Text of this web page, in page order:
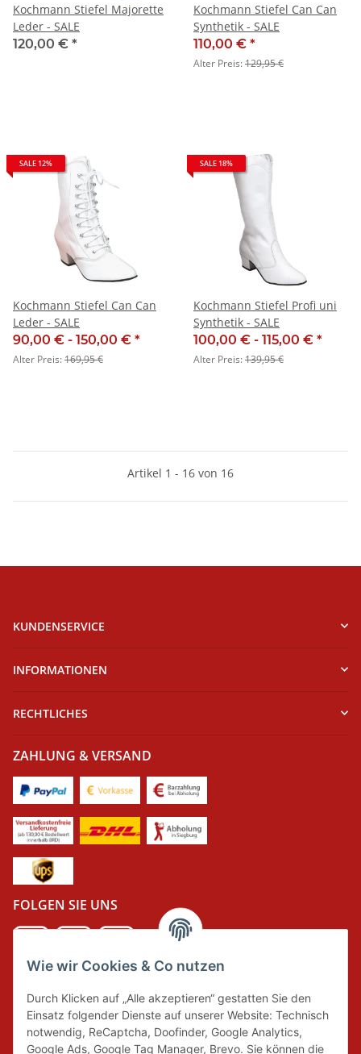
Wie wir Cookies & Co nutzen
Durch Klicken auf „Alle akzeptieren“ gestatten Sie den
Einsatz folgender Dienste auf unserer Website: Technisch
notwendig, ReCaptcha, Doofinder, Google Analytics,
Google Ads, Google Tag Manager, Brevo. Sie können die
Kochmann Stiefel Majorette
Leder - SALE
120,00 € *
Kochmann Stiefel Can Can
Synthetik - SALE
110,00 € *
Alter Preis:129,95 €
SALE 12%
Kochmann Stiefel Can Can
Leder - SALE
90,00 € - 150,00 € *
Alter Preis:169,95 €
SALE 18%
Kochmann Stiefel Profi uni
Synthetik - SALE
100,00 € - 115,00 € *
Alter Preis:139,95 €
Artikel 1 - 16 von 16
KUNDENSERVICE
INFORMATIONEN
RECHTLICHES
ZAHLUNG & VERSAND
FOLGEN SIE UNS
Wir tragen Verantwortung und erfüllen unsere
Pflichten zur Systembeteiligung nach dem
Verpackungsgesetz.